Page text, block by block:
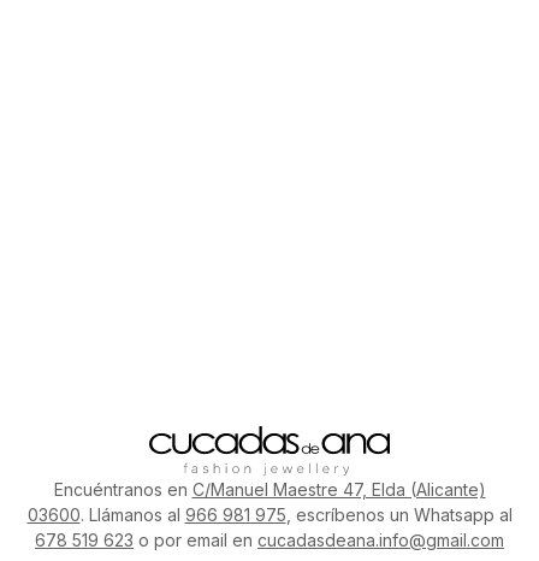
Encuéntranos en C/Manuel Maestre 47, Elda (Alicante)
03600. Llámanos al 966 981 975 , escríbenos un Whatsapp al
678 519 623 o por email en cucadasdeana.info@gmail.com